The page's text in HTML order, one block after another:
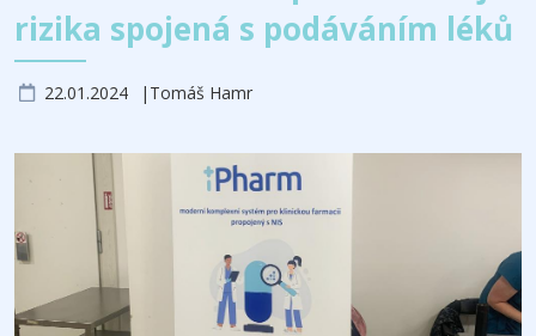
rizika spojená s podáváním léků
22.01.2024 Tomáš Hamr